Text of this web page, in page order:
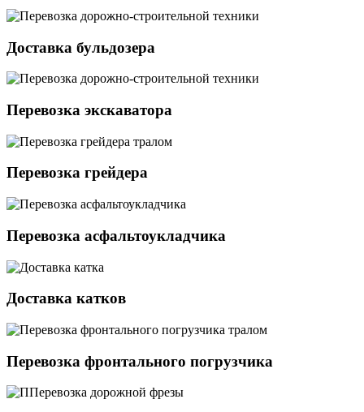
Доставка бульдозера
Перевозка экскаватора
Перевозка грейдера
Перевозка асфальтоукладчика
Доставка катков
Перевозка фронтального погрузчика